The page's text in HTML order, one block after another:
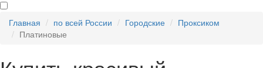
Главная по всей России Городские
Проксиком
Платиновые